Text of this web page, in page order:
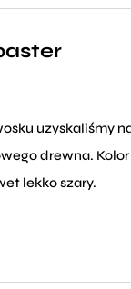
uzyskaliśmy
drewna. Kolor
lekko szary.